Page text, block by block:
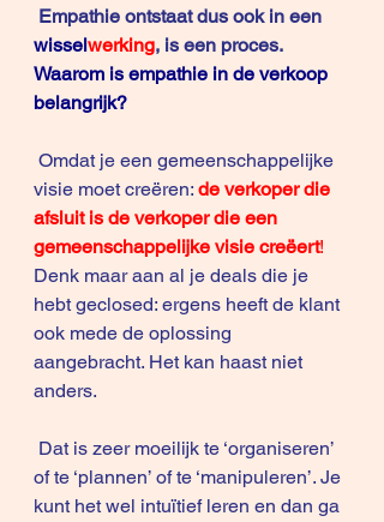
Empathie ontstaat dus ook in een
wisselwerking, is een proces.
Waarom is empathie in de verkoop
belangrijk?
visie moet creëren: de verkoper die
afsluit is de verkoper die een
gemeenschappelijke visie creëert!
Denk maar aan al je deals die je
hebt geclosed: ergens heeft de klant
ook mede de oplossing
aangebracht. Het kan haast niet
anders.
of te ‘plannen’ of te ‘manipuleren’. Je
kunt het wel intuïtief leren en dan ga